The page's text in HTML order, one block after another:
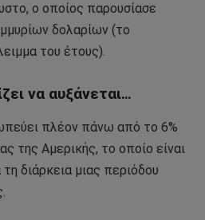
ο οποίος παρουσίασε
δολαρίων (το
του έτους).
να αυξάνεται…
πλέον πάνω από το 6%
της Αμερικής, το οποίο είναι
διάρκεια μιας περιόδου